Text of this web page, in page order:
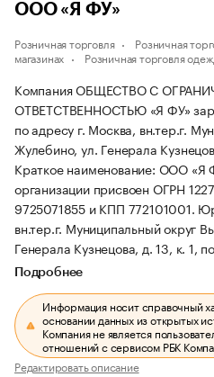
ООО «Я ФУ»
Розничная торговля
Розничная
магазинах
Розничная торговля
Компания ОБЩЕСТВО С
ОТВЕТСТВЕННОСТЬЮ «Я ФУ»
по адресу г. Москва, вн.тер.г.
Жулебино, ул. Генерала
Краткое наименование: ООО «Я
организации присвоен ОГРН
9725071855 и КПП 772101001.
вн.тер.г. Муниципальный округ
Генерала Кузнецова, д. 13, к. 1,
Подробнее
Информация носит справочный
основании данных из открытых
Компания не является
отношений с сервисом РБК
Редактировать описание